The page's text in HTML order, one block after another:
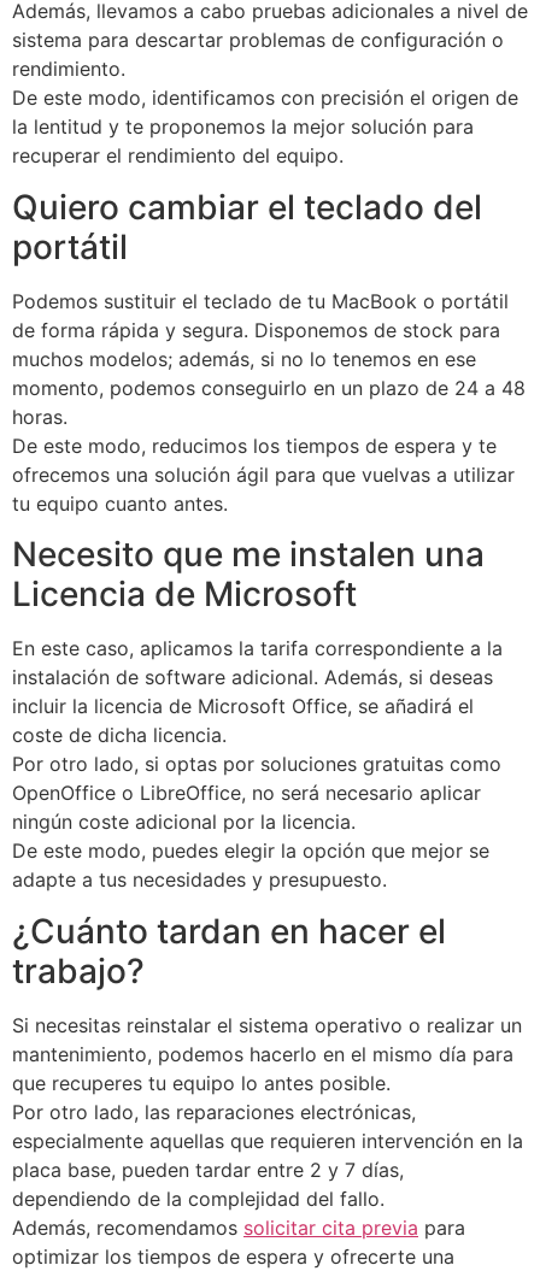
Además, llevamos a cabo pruebas adicionales a nivel de
sistema para descartar problemas de configuración o
rendimiento.
De este modo, identificamos con precisión el origen de
la lentitud y te proponemos la mejor solución para
recuperar el rendimiento del equipo.
Quiero cambiar el teclado del
portátil
Podemos sustituir el teclado de tu MacBook o portátil
de forma rápida y segura. Disponemos de stock para
muchos modelos; además, si no lo tenemos en ese
momento, podemos conseguirlo en un plazo de 24 a 48
horas.
De este modo, reducimos los tiempos de espera y te
ofrecemos una solución ágil para que vuelvas a utilizar
tu equipo cuanto antes.
Necesito que me instalen una
Licencia de Microsoft
En este caso, aplicamos la tarifa correspondiente a la
instalación de software adicional. Además, si deseas
incluir la licencia de Microsoft Office, se añadirá el
coste de dicha licencia.
Por otro lado, si optas por soluciones gratuitas como
OpenOffice o LibreOffice, no será necesario aplicar
ningún coste adicional por la licencia.
De este modo, puedes elegir la opción que mejor se
adapte a tus necesidades y presupuesto.
¿Cuánto tardan en hacer el
trabajo?
Si necesitas reinstalar el sistema operativo o realizar un
mantenimiento, podemos hacerlo en el mismo día para
que recuperes tu equipo lo antes posible.
Por otro lado, las reparaciones electrónicas,
especialmente aquellas que requieren intervención en la
placa base, pueden tardar entre 2 y 7 días,
dependiendo de la complejidad del fallo.
Además, recomendamos solicitar cita previa para
optimizar los tiempos de espera y ofrecerte una